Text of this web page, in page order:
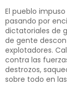
El pueblo
pasando por
dictatoriales de
de gente
explotadores.
contra las
destrozos,
sobre todo en